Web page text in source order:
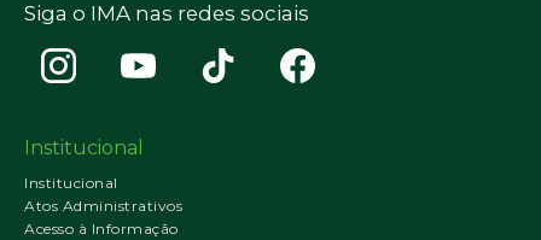
Siga o IMA nas redes sociais
Institucional
Institucional
Atos Administrativos
Acesso à Informação